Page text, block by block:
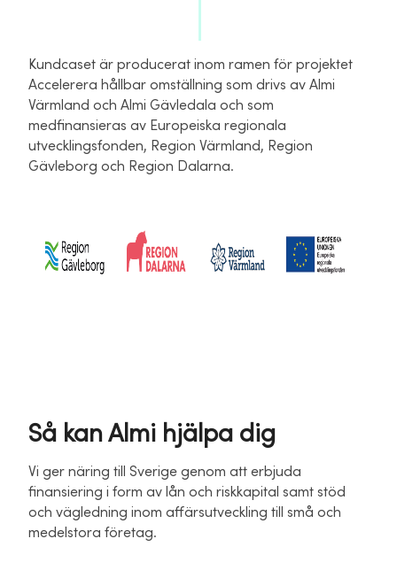
Kundcaset är producerat inom ramen för projektet
Accelerera hållbar omställning som drivs av Almi
Värmland och Almi Gävledala och som
medfinansieras av Europeiska regionala
utvecklingsfonden, Region Värmland, Region
Gävleborg och Region Dalarna.
Så kan Almi hjälpa dig
Vi ger näring till Sverige genom att erbjuda
finansiering i form av lån och riskkapital samt stöd
och vägledning inom affärsutveckling till små och
medelstora företag.